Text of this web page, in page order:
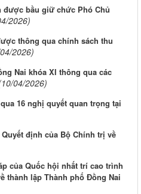
được bầu giữ chức Phó Chủ
2026)
thông qua chính sách thu
2026)
Nai khóa XI thông qua các
04/2026)
16 nghị quyết quan trọng tại
định của Bộ Chính trị về
của Quốc hội nhất trí cao trình
thành lập Thành phố Đồng Nai